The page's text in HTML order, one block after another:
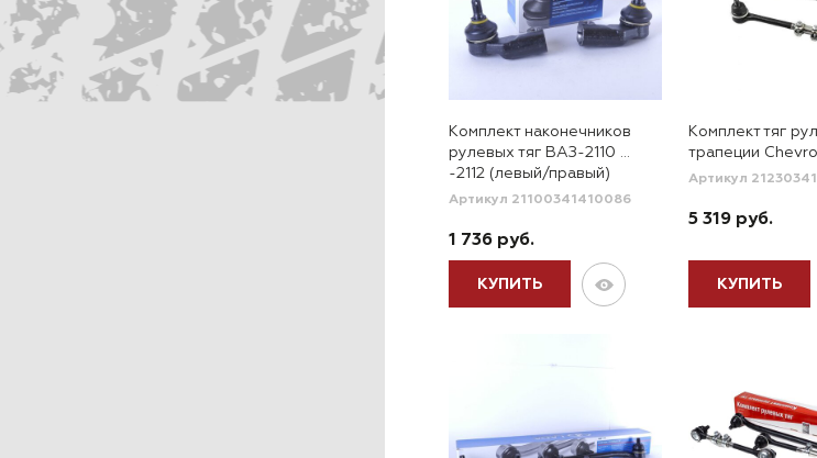
Комплект наконечников
рулевых тяг ВАЗ-2110 …
-2112 (левый/правый)
Артикул 21100341410086
1 736 руб.
КУПИТЬ
Комплект тяг
трапеции
Артикул
5 319 руб.
КУПИТЬ